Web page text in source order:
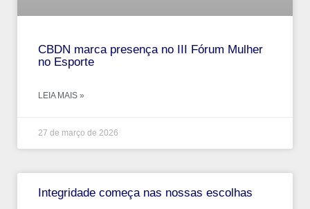
CBDN marca presença no III Fórum Mulher
no Esporte
LEIA MAIS »
27 de março de 2026
Integridade começa nas nossas escolhas